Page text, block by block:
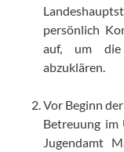
persönlich
auf, um
abzuklären.
Vor Beginn
Betreuung im
Jugendamt